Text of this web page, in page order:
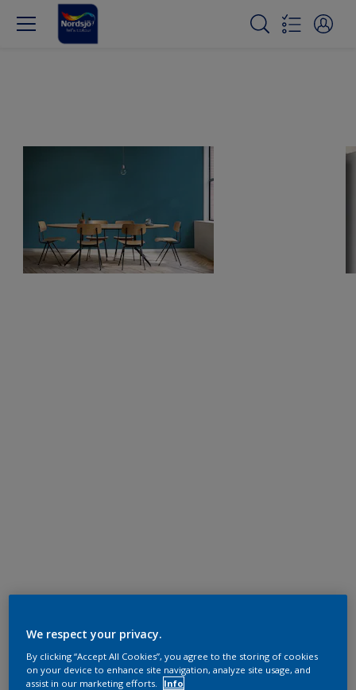
We respect your privacy.
By clicking “Accept All Cookies”, you agree to the storing of cookies
on your device to enhance site navigation, analyze site usage, and
assist in our marketing efforts.
Info